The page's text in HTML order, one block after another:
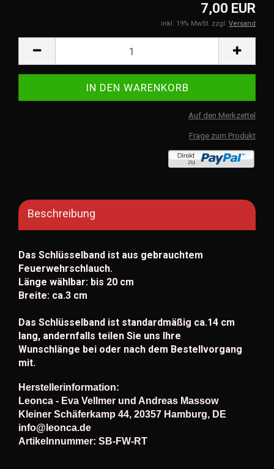
7,00 EUR
inkl. 19% MwSt. zzgl. Versand
Auf den Merkzettel
Frage zum Produkt
Beschreibung
Das Schlüsselband ist aus gebrauchtem
Feuerwehrschlauch.
Länge wählbar: bis 20 cm
Breite: ca.3 cm
Das Schlüsselband ist standardmäßig ca.14 cm
lang, andernfalls teilen Sie uns Ihre
Wunschlänge bei oder nach dem Bestellvorgang
mit.
Herstellerinformation:
Leonca - Eva Vellmer und Andreas Massow
Kleiner Schäferkamp 44, 20357 Hamburg, DE
info@leonca.de
Artikelnnummer: SB-FW-RT